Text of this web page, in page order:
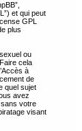
et qui peut
GPL
plus
ou
cela
à
de
quel sujet
avez
votre
visant